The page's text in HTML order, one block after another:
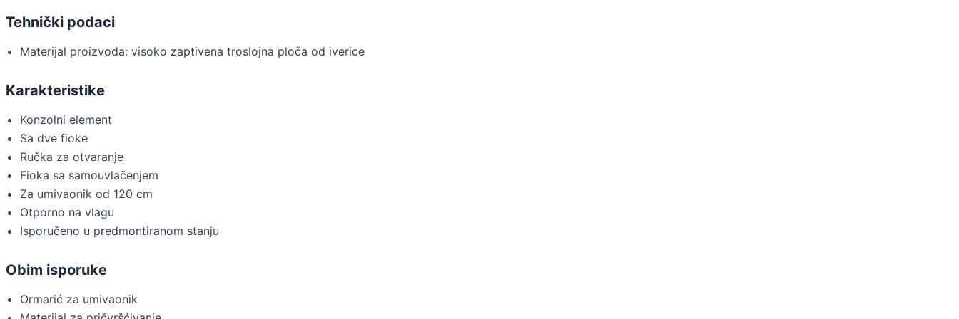
Tehnički podaci
Materijal proizvoda: visoko zaptivena troslojna ploča od iverice
Karakteristike
Konzolni element
Sa dve fioke
Ručka za otvaranje
Fioka sa samouvlačenjem
Za umivaonik od 120 cm
Otporno na vlagu
Isporučeno u predmontiranom stanju
Obim isporuke
Ormarić za umivaonik